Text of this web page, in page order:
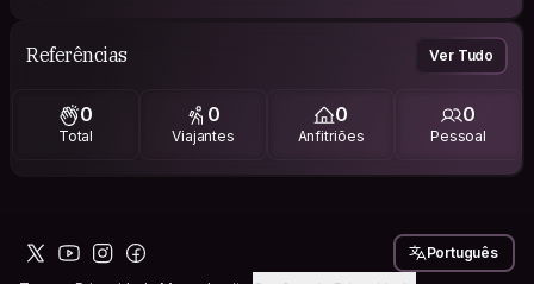
Referências Ver Tudo
0
Total
0
Viajantes
0
Anfitriões
0
Pessoal
Português